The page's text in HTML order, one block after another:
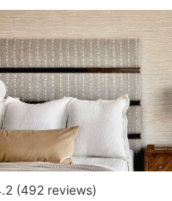
keyboard
shortcuts
for
changing
dates.
(492 reviews)